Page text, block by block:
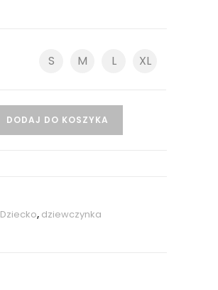
S M L XL
DODAJ DO KOSZYKA
Dziecko, dziewczynka